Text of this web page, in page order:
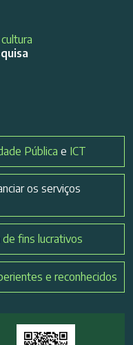
Pública e ICT
os serviços
fins lucrativos
e reconhecidos